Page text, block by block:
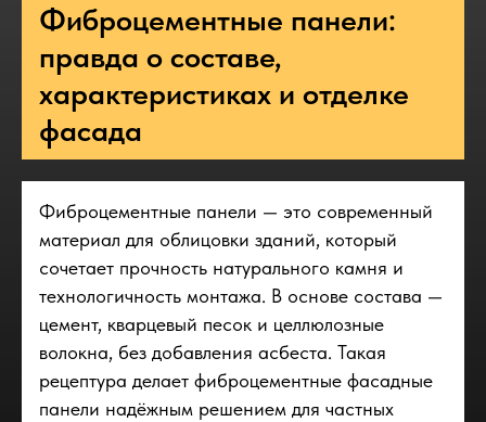
Фиброцементные панели:
правда о составе,
характеристиках и отделке
фасада
Фиброцементные панели — это современный
материал для облицовки зданий, который
сочетает прочность натурального камня и
технологичность монтажа. В основе состава —
цемент, кварцевый песок и целлюлозные
волокна, без добавления асбеста. Такая
рецептура делает фиброцементные фасадные
панели надёжным решением для частных